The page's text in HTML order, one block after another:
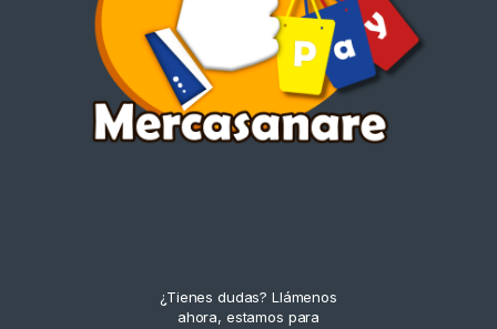
¿Tienes dudas? Llámenos
ahora, estamos para